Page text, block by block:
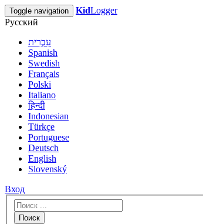
Toggle navigation KidLogger
Русский
עִבְרִית
Spanish
Swedish
Français
Polski
Italiano
हिन्दी
Indonesian
Türkçe
Portuguese
Deutsch
English
Slovenský
Вход
Поиск